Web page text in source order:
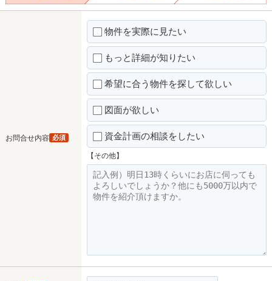
お問合せ内容 必須
物件を実際に見たい
もっと詳細が知りたい
希望に合う物件を探して欲しい
図面が欲しい
資金計画の相談をしたい
【その他】